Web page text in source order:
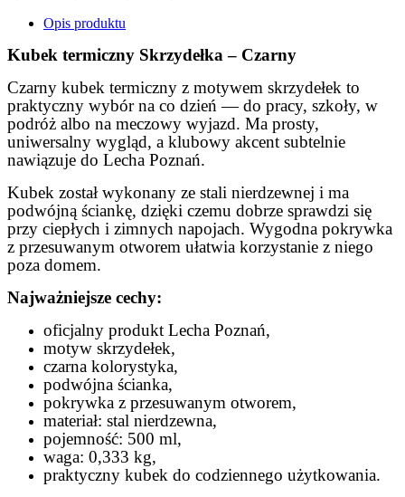
Opis produktu
Kubek termiczny Skrzydełka – Czarny
Czarny kubek termiczny z motywem skrzydełek to
praktyczny wybór na co dzień — do pracy, szkoły, w
podróż albo na meczowy wyjazd. Ma prosty,
uniwersalny wygląd, a klubowy akcent subtelnie
nawiązuje do Lecha Poznań.
Kubek został wykonany ze stali nierdzewnej i ma
podwójną ściankę, dzięki czemu dobrze sprawdzi się
przy ciepłych i zimnych napojach. Wygodna pokrywka
z przesuwanym otworem ułatwia korzystanie z niego
poza domem.
Najważniejsze cechy:
oficjalny produkt Lecha Poznań,
motyw skrzydełek,
czarna kolorystyka,
podwójna ścianka,
pokrywka z przesuwanym otworem,
materiał: stal nierdzewna,
pojemność: 500 ml,
waga: 0,333 kg,
praktyczny kubek do codziennego użytkowania.